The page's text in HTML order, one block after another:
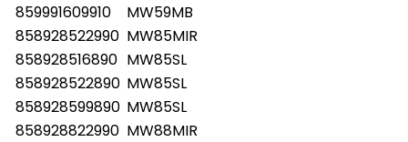
859991609910
MW59MB
858928522990 MW85MIR
858928516890 MW85SL
858928522890 MW85SL
858928599890 MW85SL
858928822990 MW88MIR